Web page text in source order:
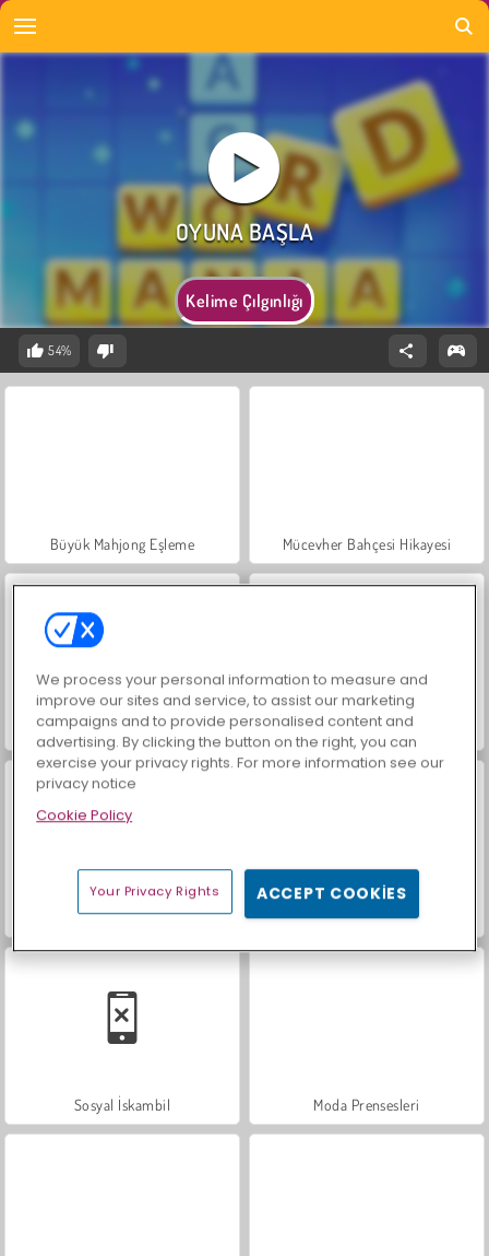
Kelime Çılgınlığı
54%
Büyük Mahjong Eşleme Mücevher Bahçesi Hikayesi
İçecekleri Eşle Trollface Quest: USA 2
Masha and the Bear: Meadows Scala 40
Sosyal İskambil Moda Prensesleri
We process your personal information to measure and
improve our sites and service, to assist our marketing
campaigns and to provide personalised content and
advertising. By clicking the button on the right, you can
exercise your privacy rights. For more information see our
privacy notice
Cookie Policy
Your Privacy Rights ACCEPT COOKIES